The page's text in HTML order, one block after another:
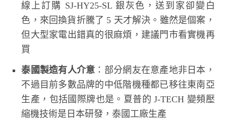
線上訂購 SJ-HY25-SL 銀灰色，送到家卻變白
色，來回換貨折騰了 5 天才解決。雖然是個案，
但大型家電出錯真的很麻煩，建議門市看實機再
買
泰國製造有人介意 ：部分網友在意產地非日本，
不過目前多數品牌的中低階機種都已移往東南亞
生產，包括國際牌也是。夏普的 J-TECH 變頻壓
縮機技術是日本研發，泰國工廠生產